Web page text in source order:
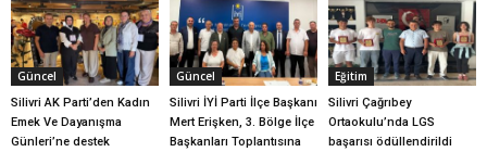
Güncel
Silivri AK Parti’den Kadın
Emek Ve Dayanışma
Günleri’ne destek
Güncel
Silivri İYİ Parti İlçe Başkanı
Mert Erişken, 3. Bölge İlçe
Başkanları Toplantısına
Eğitim
Silivri Çağrıbey
Ortaokulu’nda LGS
başarısı ödüllendirildi